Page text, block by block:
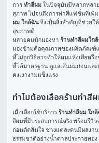
การ ทำสีผม ในปัจจุบันมีหลากหลา
สุภาพ ไปจนถึงการทำสีแฟชั่นที่เพิ่
ผม ใกล้ฉัน จึงเป็นสิ่งสำคัญที่ช่วยใ
สุขภาพดี
หลายคนมักมองหา ร้านทําสีผมใก
มองข้ามคือคุณภาพของผลิตภัณฑ์แ
ที่ไม่ถูกวิธีอาจทำให้ผมแห้งเสียห
ที่ได้มาตรฐาน ดูแลเส้นผมก่อนแล
คงเงางามแข็งแรง
ทำไมต้องเลือกร้านทํา
เมื่อเลือกใช้บริการ ร้านทําสีผม ใก
สีผมที่มีประสบการณ์จริง พร้อมรีวิ
ก่อนตัดสินใจ ช่างแต่ละคนมีผลงา
ธรรมชาติอย่างน้ำตาลประกายทอ